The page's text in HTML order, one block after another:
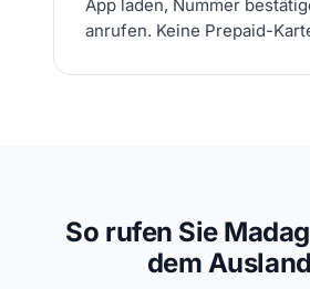
App laden, Nummer
anrufen. Keine Prepaid-
So rufen Sie
dem